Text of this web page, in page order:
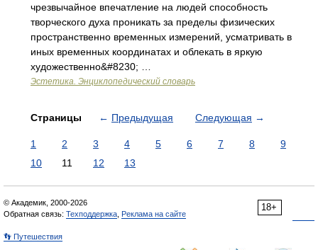
чрезвычайное впечатление на людей способность
творческого духа проникать за пределы физических
пространственно временных измерений, усматривать в
иных временных координатах и облекать в яркую
художественно&#8230; …
Эстетика. Энциклопедический словарь
Страницы ← Предыдущая Следующая →
1 2 3 4 5 6 7 8
9
10
11 12 13
18+
© Академик, 2000-2026
Обратная связь: Техподдержка Реклама на сайте
👣 Путешествия